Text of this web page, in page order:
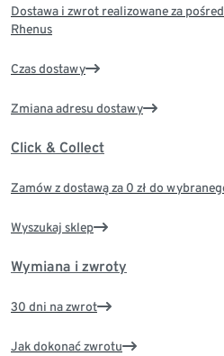
Dostawa i zwrot realizowane za
Rhenus
Czas dostawy
Zmiana adresu dostawy
Click & Collect
Zamów z dostawą za 0 zł do
Wyszukaj sklep
Wymiana i zwroty
30 dni na zwrot
Jak dokonać zwrotu